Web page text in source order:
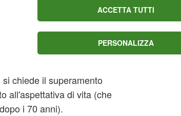
di garanzia per coloro
o che si trovano a
chiede poi di
rendono difficile
chiede il superamento
all'aspettativa di vita (che
i 70 anni).
ACCETTA TUTTI
PERSONALIZZA